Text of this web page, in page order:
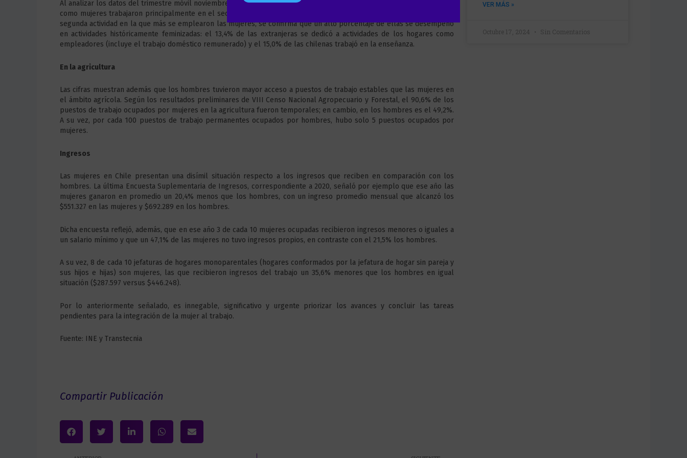
Al analizar los datos del trimestre móvil noviembre de 2021-enero de 2022 de la ENE es posible ver que tanto hombres
como mujeres trabajaron principalmente en el sector comercio, independiente de su nacionalidad, pero al observar la
segunda actividad en la que más se emplearon las mujeres, se confirma que un alto porcentaje de ellas se desempeñó
en actividades históricamente feminizadas: el 13,4% de las extranjeras se dedicó a actividades de los hogares como
empleadores (incluye el trabajo doméstico remunerado) y el 15,0% de las chilenas trabajó en la enseñanza.
En la agricultura
Las cifras muestran además que los hombres tuvieron mayor acceso a puestos de trabajo estables que las mujeres en
el ámbito agrícola. Según los resultados preliminares de VIII Censo Nacional Agropecuario y Forestal, el 90,6% de los
puestos de trabajo ocupados por mujeres en la agricultura fueron temporales; en cambio, en los hombres es el 49,2%.
A su vez, por cada 100 puestos de trabajo permanentes ocupados por hombres, hubo solo 5 puestos ocupados por
mujeres.
Ingresos
Las mujeres en Chile presentan una disímil situación respecto a los ingresos que reciben en comparación con los
hombres. La última Encuesta Suplementaria de Ingresos, correspondiente a 2020, señaló por ejemplo que ese año las
mujeres ganaron en promedio un 20,4% menos que los hombres, con un ingreso promedio mensual que alcanzó los
$551.327 en las mujeres y $692.289 en los hombres.
Dicha encuesta reflejó, además, que en ese año 3 de cada 10 mujeres ocupadas recibieron ingresos menores o iguales a
un salario mínimo y que un 47,1% de las mujeres no tuvo ingresos propios, en contraste con el 21,5% los hombres.
A su vez, 8 de cada 10 jefaturas de hogares monoparentales (hogares conformados por la jefatura de hogar sin pareja y
sus hijos e hijas) son mujeres, las que recibieron ingresos del trabajo un 35,6% menores que los hombres en igual
situación ($287.597 versus $446.248).
Por lo anteriormente señalado, es innegable, significativo y urgente priorizar los avances y concluir las tareas
pendientes para la integración de la mujer al trabajo.
Fuente: INE y Transtecnia
Compartir Publicación
VER MÁS »
Octubre 17, 2024 Sin Comentarios
l
i
d
o
e
c
t
i
c
o